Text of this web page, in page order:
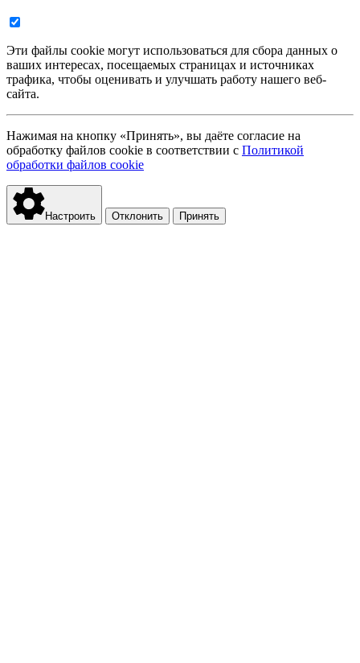
Эти файлы cookie могут использоваться для сбора данных о
ваших интересах, посещаемых страницах и источниках
трафика, чтобы оценивать и улучшать работу нашего веб-
сайта.
Нажимая на кнопку «Принять», вы даёте согласие на
обработку файлов cookie в соответствии с Политикой
обработки файлов cookie
Настроить Отклонить Принять